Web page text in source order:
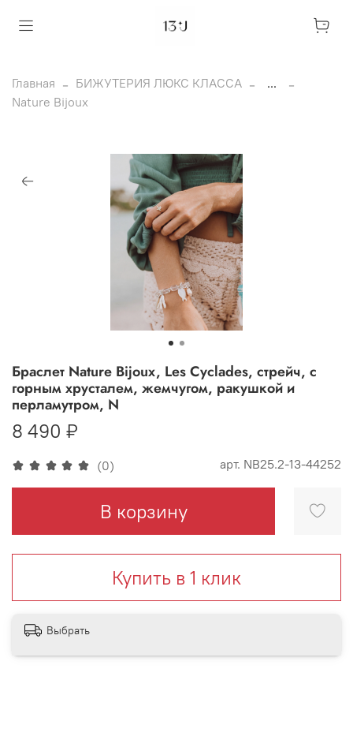
Главная БИЖУТЕРИЯ ЛЮКС КЛАССА
...
Nature Bijoux
(0) арт. NB25.2-13-44252
Браслет Nature Bijoux, Les Cyclades, стрейч, с
горным хрусталем, жемчугом, ракушкой и
перламутром, N
8 490 ₽
В корзину
Купить в 1 клик
Выбрать